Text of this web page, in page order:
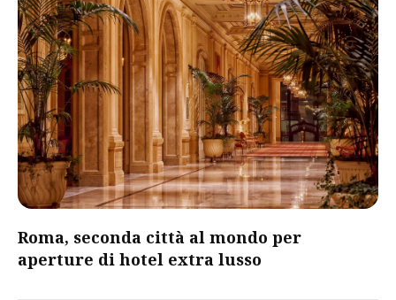
Roma, seconda città al mondo per
aperture di hotel extra lusso